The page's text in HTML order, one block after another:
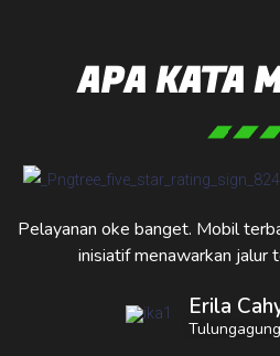
APA KATA
Pelayanan oke banget. Mobil
inisiatif menawarkan jalur
Erila